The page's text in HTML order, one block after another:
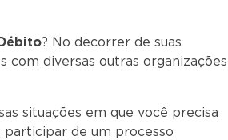
? No decorrer de suas
com diversas outras organizações
situações em que você precisa
participar de um processo